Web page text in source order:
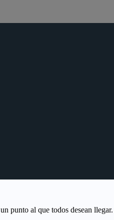
punto al que todos desean